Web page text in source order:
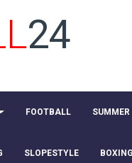
24
FOOTBALL
SLOPESTYLE BOXING